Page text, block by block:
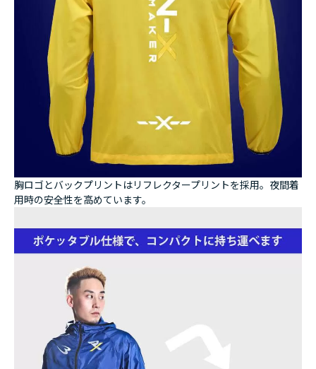
胸ロゴとバックプリントはリフレクタープリントを採用。夜間着
用時の安全性を高めています。